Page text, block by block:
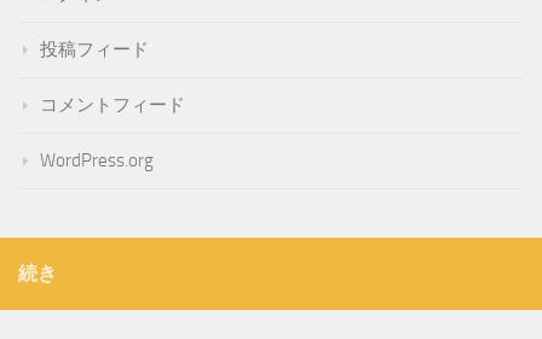
投稿フィード
コメントフィード
WordPress.org
続き